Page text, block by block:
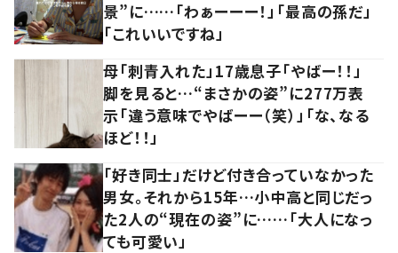
景”に……「わぁーーー！」「最高の孫だ」
「これいいですね」
母「刺青入れた」17歳息子「やばー！！」
脚を見ると…“まさかの姿”に277万表
示「違う意味でやばーー（笑）」「な、なる
ほど！！」
「好き同士」だけど付き合っていなかった
男女。それから15年…小中高と同じだっ
た2人の“現在の姿”に……「大人になっ
ても可愛い」